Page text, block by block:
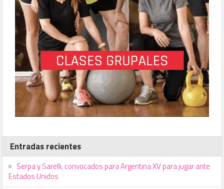
Entradas recientes
Serpa y Sarelli, convocados para Argentina XV para jugar ante
Estados Unidos